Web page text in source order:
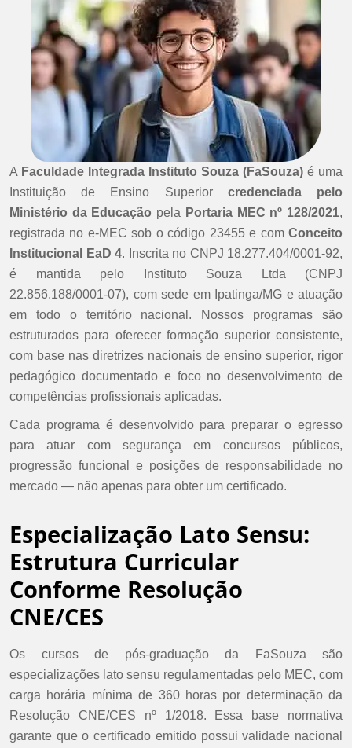
A Faculdade Integrada Instituto Souza (FaSouza) é uma
Instituição de Ensino Superior credenciada pelo
Ministério da Educação pela Portaria MEC nº 128/2021,
registrada no e-MEC sob o código 23455 e com Conceito
Institucional EaD 4. Inscrita no CNPJ 18.277.404/0001-92,
é mantida pelo Instituto Souza Ltda (CNPJ
22.856.188/0001-07), com sede em Ipatinga/MG e atuação
em todo o território nacional. Nossos programas são
estruturados para oferecer formação superior consistente,
com base nas diretrizes nacionais de ensino superior, rigor
pedagógico documentado e foco no desenvolvimento de
competências profissionais aplicadas.
Cada programa é desenvolvido para preparar o egresso
para atuar com segurança em concursos públicos,
progressão funcional e posições de responsabilidade no
mercado — não apenas para obter um certificado.
Especialização Lato Sensu:
Estrutura Curricular
Conforme Resolução
CNE/CES
Os cursos de pós-graduação da FaSouza são
especializações lato sensu regulamentadas pelo MEC, com
carga horária mínima de 360 horas por determinação da
Resolução CNE/CES nº 1/2018. Essa base normativa
garante que o certificado emitido possui validade nacional